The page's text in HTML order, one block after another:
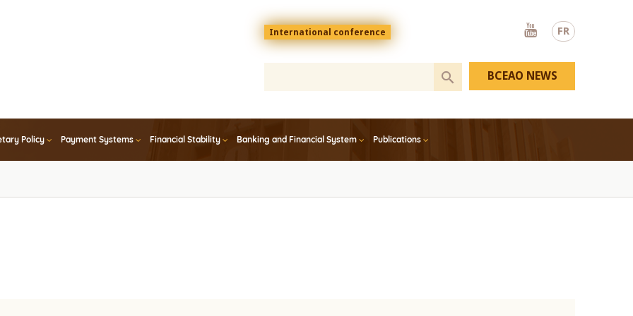
FR
Menu
top
En
International conference
Youtube
Policy Payment Systems Financial Stability Banking and Financial System Publications
BCEAO NEWS